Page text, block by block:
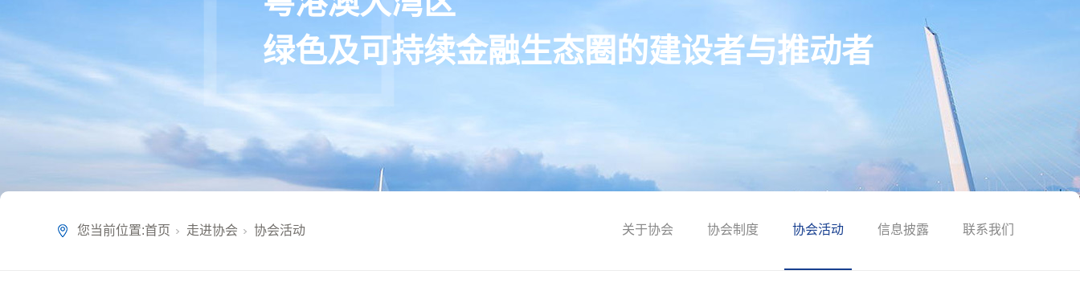
绿色及可持续金融生态圈的建设者与推动者
您当前位置:首页 走进协会 协会活动 关于协会 协会制度 协会活动 信息披露 联系我们